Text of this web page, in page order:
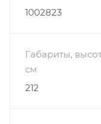
мобильность,
мебель
Ведь она будет
Качество и
1002823
Габариты,
см
212